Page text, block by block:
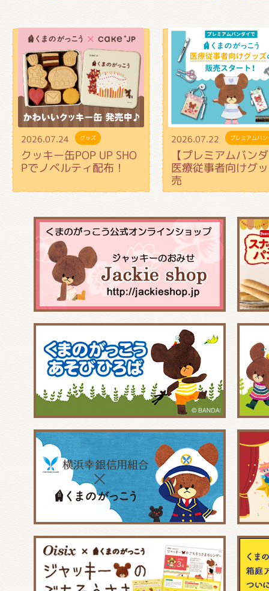
2026.07.24 グッズ
クッキー缶POP UP SHO
Pでノベルティ配布！
2026.07.22 プレミアムバ
【プレミアムバン
医療従事者向けグ
売